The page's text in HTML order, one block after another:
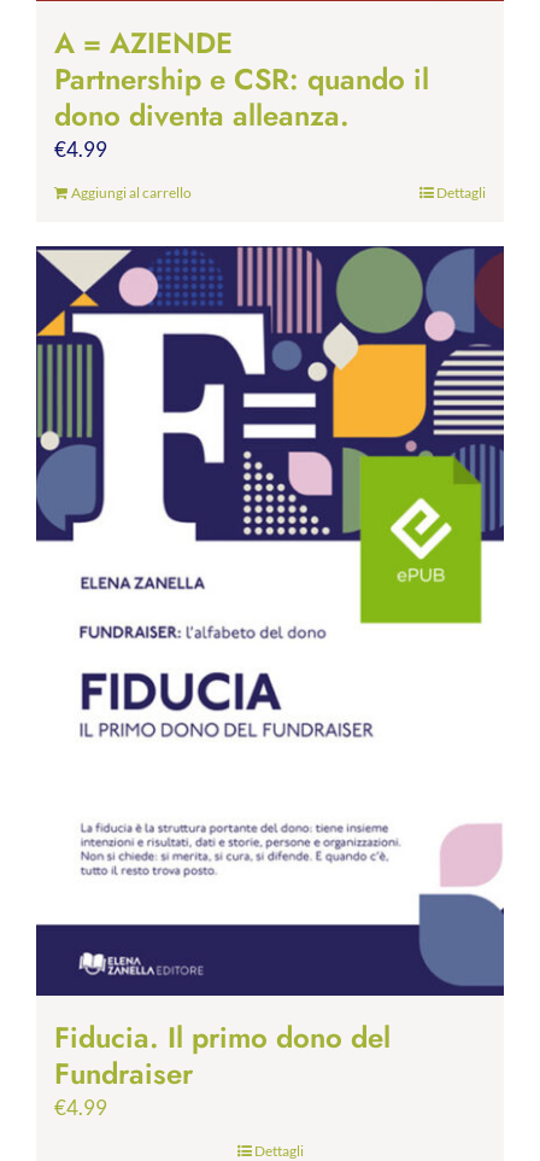
A = AZIENDE
Partnership e CSR: quando il
dono diventa alleanza.
€4.99
Aggiungi al carrello Dettagli
Fiducia. Il primo dono del
Fundraiser
€4.99
Dettagli